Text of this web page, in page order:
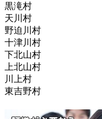
黒滝村
天川村
野迫川村
十津川村
下北山村
上北山村
川上村
東吉野村